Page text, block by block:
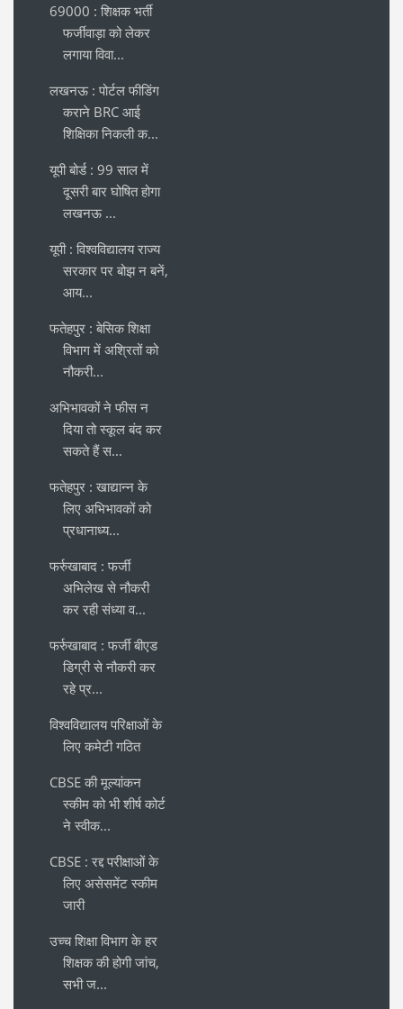
69000 : शिक्षक भर्ती
फर्जीवाड़ा को लेकर
लगाया विवा...
लखनऊ : पोर्टल फीडिंग
कराने BRC आई
शिक्षिका निकली क...
यूपी बोर्ड : 99 साल में
दूसरी बार घोषित होगा
लखनऊ ...
यूपी : विश्वविद्यालय राज्य
सरकार पर बोझ न बनें,
आय...
फतेहपुर : बेसिक शिक्षा
विभाग में अश्रितों को
नौकरी...
अभिभावकों ने फीस न
दिया तो स्कूल बंद कर
सकते हैं स...
फतेहपुर : खाद्यान्न के
लिए अभिभावकों को
प्रधानाध्य...
फर्रुखाबाद : फर्जी
अभिलेख से नौकरी
कर रही संध्या व...
फर्रुखाबाद : फर्जी बीएड
डिग्री से नौकरी कर
रहे प्र...
विश्वविद्यालय परिक्षाओं के
लिए कमेटी गठित
CBSE की मूल्यांकन
स्कीम को भी शीर्ष कोर्ट
ने स्वीक...
CBSE : रद्द परीक्षाओं के
लिए असेसमेंट स्कीम
जारी
उच्च शिक्षा विभाग के हर
शिक्षक की होगी जांच,
सभी ज...